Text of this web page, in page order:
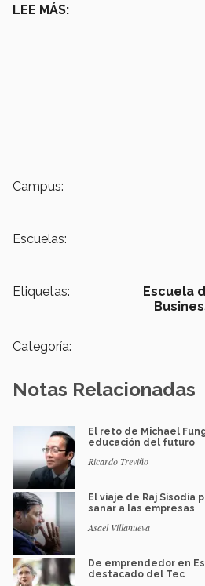
LEE MÁS:
Campus:
Escuelas:
Etiquetas: Escuela
Categoría:
Notas Relacionadas
El reto de Michael
educación del futuro
Ricardo Treviño
El viaje de Raj Sisodia
sanar a las empresas
Asael Villanueva
De emprendedor en
destacado del Tec